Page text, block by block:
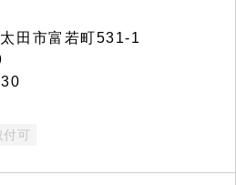
田市富若町531-1
付可